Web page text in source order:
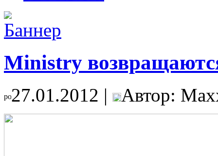
Ministry
27.01.2012 | Автор: